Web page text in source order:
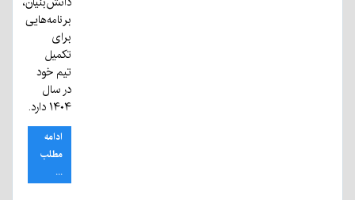
برنامه‌هایی
برای
تکمیل
تیم خود
در سال
۱۴۰۴ دارد.
ادامه
مطلب
...